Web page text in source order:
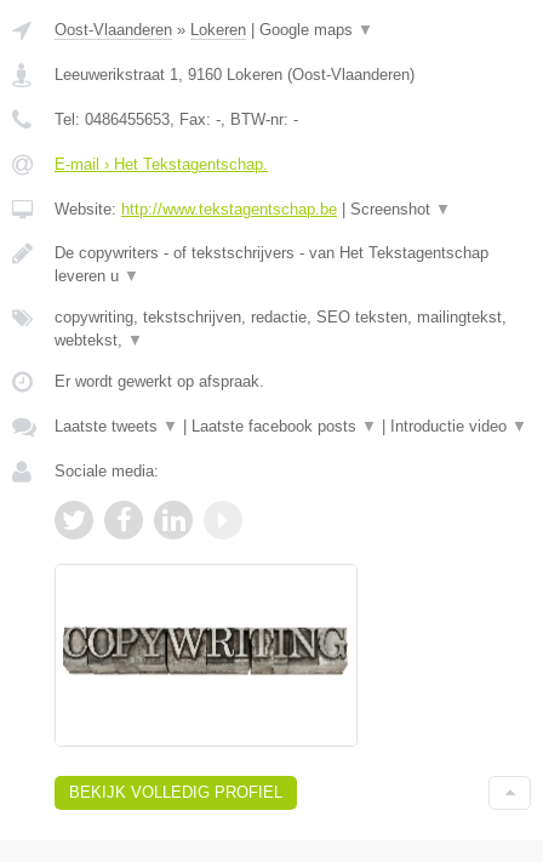
Oost-Vlaanderen » Lokeren Google maps ▼
Leeuwerikstraat 1, 9160 Lokeren (Oost-Vlaanderen)
Tel: 0486455653, Fax: -, BTW-nr: -
E-mail › Het Tekstagentschap.
Website: http://www.tekstagentschap.be Screenshot ▼
De copywriters - of tekstschrijvers - van Het Tekstagentschap
leveren u ▼
copywriting, tekstschrijven, redactie, SEO teksten, mailingtekst,
webtekst, ▼
Er wordt gewerkt op afspraak.
Laatste tweets ▼ Laatste facebook posts ▼ Introductie video ▼
Sociale media:
BEKIJK VOLLEDIG PROFIEL